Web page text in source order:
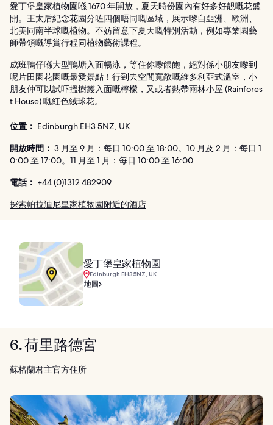
愛丁堡皇家植物園喺 1670 年開放，夏天時份園內有好多好靚嘅花盛
開。王太后紀念花園分咗四個唔同嘅區域，展示嚟自亞洲、歐洲、
北美同南半球嘅植物。不妨留意下夏天嘅特別活動，例如專業園藝
師帶領嘅導賞行程同植物藝術課程。
成班鴨仔喺大型鴨塘入面暢泳，等住你嚟餵飽，絕對係小朋友嚟到
呢片田園花園嘅最愛景點！行到去空間寬敞嘅維多利亞式溫室，小
朋友仲可以試吓搵樹叢入面嘅檸檬，又或者熱帶雨林小屋 (Rainfores
t House) 嘅紅色絨球花。
位置： Edinburgh EH3 5NZ, UK
開放時間： 3 月至 9 月：每日 10:00 至 18:00。10 月及 2 月：每日 1
0:00 至 17:00。11 月至 1 月：每日 10:00 至 16:00
電話： +44 (0)1312 482909
探索帕拉迪尼皇家植物園附近的酒店
愛丁堡皇家植物園
Edinburgh EH3 5NZ, UK
地圖
6. 荷里路德宮
蘇格蘭君主官方住所